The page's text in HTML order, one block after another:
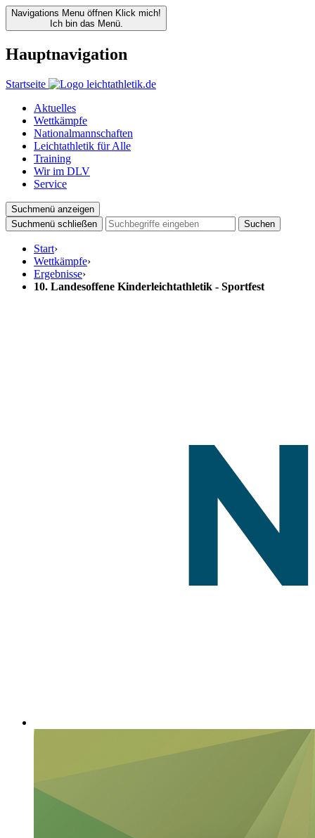
Navigations Menu öffnen Klick mich!
Ich bin das Menü.
Hauptnavigation
Startseite
Aktuelles
Wettkämpfe
Nationalmannschaften
Leichtathletik für Alle
Training
Wir im DLV
Service
Suchmenü anzeigen
Suchmenü schließen
Suchen
Start›
Wettkämpfe›
Ergebnisse›
10. Landesoffene Kinderleichtathletik - Sportfest